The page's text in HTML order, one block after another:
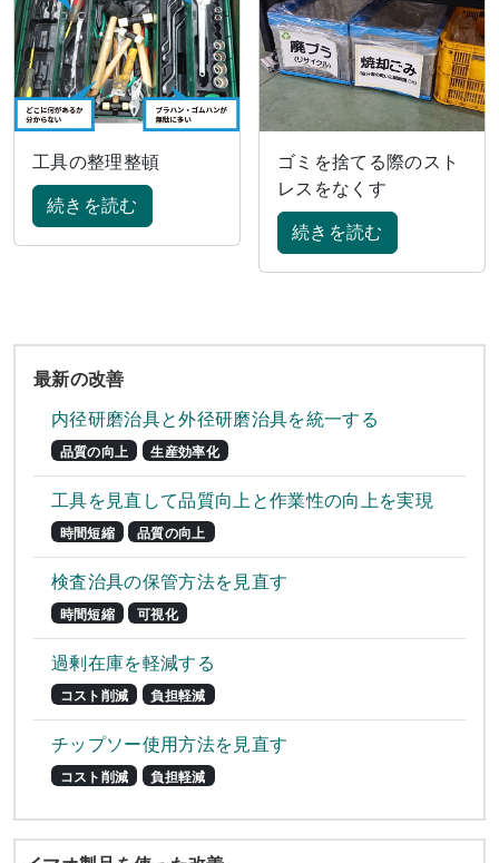
工具の整理整頓
続きを読む
ゴミを捨てる際のスト
レスをなくす
続きを読む
最新の改善
内径研磨治具と外径研磨治具を統一する
品質の向上 生産効率化
工具を見直して品質向上と作業性の向上を実現
時間短縮 品質の向上
検査治具の保管方法を見直す
時間短縮 可視化
過剰在庫を軽減する
コスト削減 負担軽減
チップソー使用方法を見直す
コスト削減 負担軽減